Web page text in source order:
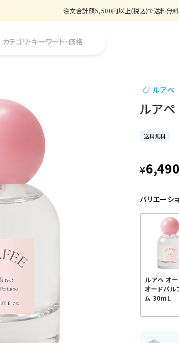
注文合計額5,500円以上(税込)で送料無
注文合計額5,500円以上(税込)で送料無料
カテゴリ・キーワード・価格
ルアペ
ルアペ
送料無料
¥6,490
バリエーシ
ルアペ オ
オードパル
ム 30mL